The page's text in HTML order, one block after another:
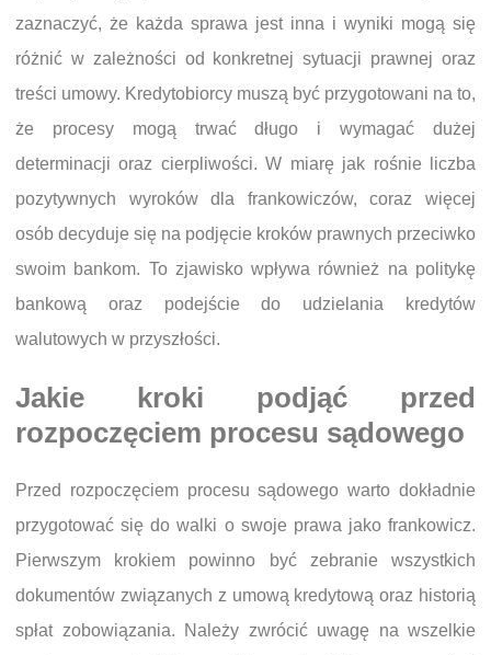
zaznaczyć, że każda sprawa jest inna i wyniki mogą się
różnić w zależności od konkretnej sytuacji prawnej oraz
treści umowy. Kredytobiorcy muszą być przygotowani na to,
że procesy mogą trwać długo i wymagać dużej
determinacji oraz cierpliwości. W miarę jak rośnie liczba
pozytywnych wyroków dla frankowiczów, coraz więcej
osób decyduje się na podjęcie kroków prawnych przeciwko
swoim bankom. To zjawisko wpływa również na politykę
bankową oraz podejście do udzielania kredytów
walutowych w przyszłości.
Jakie kroki podjąć przed
rozpoczęciem procesu sądowego
Przed rozpoczęciem procesu sądowego warto dokładnie
przygotować się do walki o swoje prawa jako frankowicz.
Pierwszym krokiem powinno być zebranie wszystkich
dokumentów związanych z umową kredytową oraz historią
spłat zobowiązania. Należy zwrócić uwagę na wszelkie